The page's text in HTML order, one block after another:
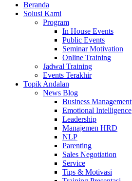
Beranda
Solusi Kami
Program
In House Events
Public Events
Seminar Motivation
Online Training
Jadwal Training
Events Terakhir
Topik Andalan
News Blog
Business Management
Emotional Intelligence
Leadership
Manajemen HRD
NLP
Parenting
Sales Negotiation
Service
Tips & Motivasi